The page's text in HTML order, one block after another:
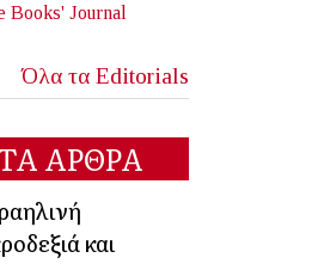
Books' Journal
Όλα τα Editorials
ΑΡΘΡΑ
και